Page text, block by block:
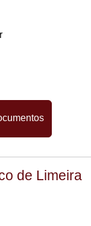
de Limeira